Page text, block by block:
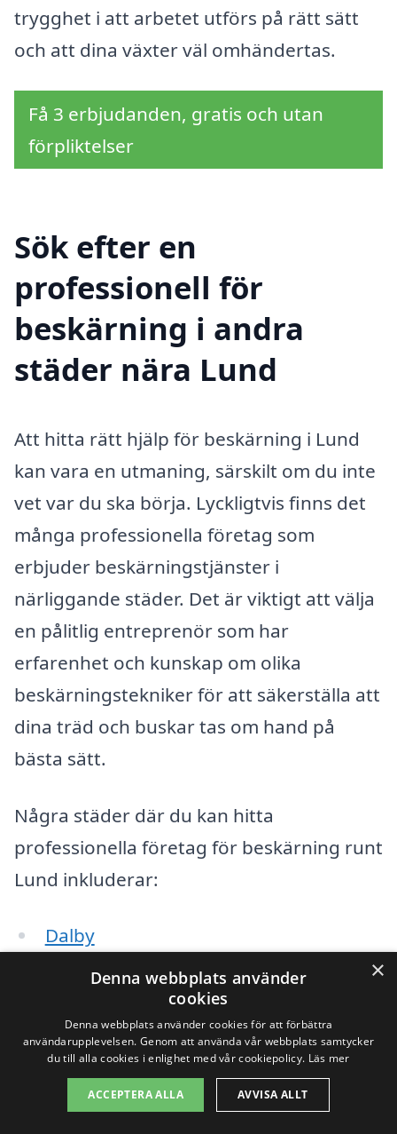
trygghet i att arbetet utförs på rätt sätt
och att dina växter väl omhändertas.
Få 3 erbjudanden, gratis och utan
förpliktelser
Sök efter en
professionell för
beskärning i andra
städer nära Lund
Att hitta rätt hjälp för beskärning i Lund
kan vara en utmaning, särskilt om du inte
vet var du ska börja. Lyckligtvis finns det
många professionella företag som
erbjuder beskärningstjänster i
närliggande städer. Det är viktigt att välja
en pålitlig entreprenör som har
erfarenhet och kunskap om olika
beskärningstekniker för att säkerställa att
dina träd och buskar tas om hand på
bästa sätt.
Några städer där du kan hitta
professionella företag för beskärning runt
Lund inkluderar:
Dalby
Svalöv
Kävlinge
Landskrona
×
Denna webbplats använder
cookies
Denna webbplats använder cookies för att förbättra
användarupplevelsen. Genom att använda vår webbplats samtycker
du till alla cookies i enlighet med vår cookiepolicy. Läs mer
ACCEPTERA ALLA AVVISA ALLT